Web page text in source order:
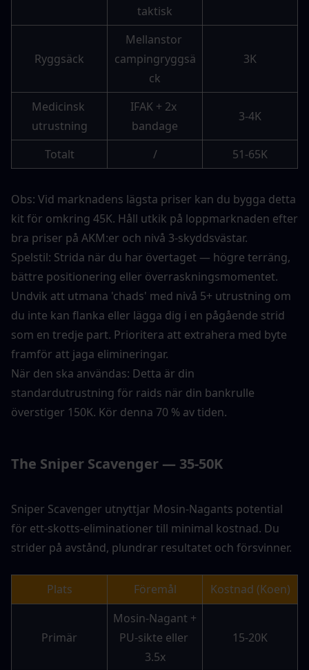
taktisk
Ryggsäck
Mellanstor
campingryggsä
ck
3K
Medicinsk
utrustning
IFAK + 2x
bandage
3-4K
Totalt / 51-65K
Obs: Vid marknadens lägsta priser kan du bygga detta
kit för omkring 45K. Håll utkik på loppmarknaden efter
bra priser på AKM:er och nivå 3-skyddsvästar.
Spelstil: Strida när du har övertaget — högre terräng,
bättre positionering eller överraskningsmomentet.
Undvik att utmana 'chads' med nivå 5+ utrustning om
du inte kan flanka eller lägga dig i en pågående strid
som en tredje part. Prioritera att extrahera med byte
framför att jaga elimineringar.
När den ska användas: Detta är din
standardutrustning för raids när din bankrulle
överstiger 150K. Kör denna 70 % av tiden.
The Sniper Scavenger — 35-50K
Sniper Scavenger utnyttjar Mosin-Nagants potential
för ett-skotts-eliminationer till minimal kostnad. Du
strider på avstånd, plundrar resultatet och försvinner.
Plats Föremål Kostnad (Koen)
Primär
Mosin-Nagant +
PU-sikte eller
3.5x
15-20K